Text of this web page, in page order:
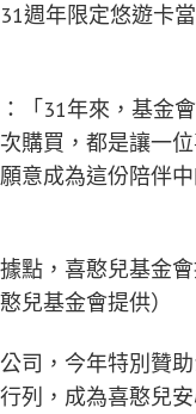
週年限定悠遊卡
「31年來，基金
購買，都是讓一
意成為這份陪伴中
點，喜憨兒基金
兒基金會提供）
司，今年特別贊
列，成為喜憨兒